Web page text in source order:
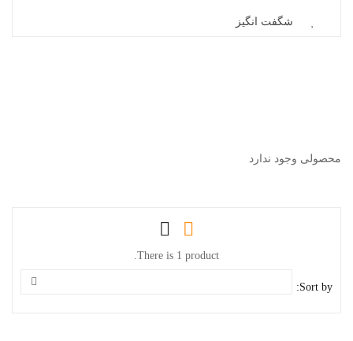
شگفت انگیز
محصولی وجود ندارد
There is 1 product.
Sort by: